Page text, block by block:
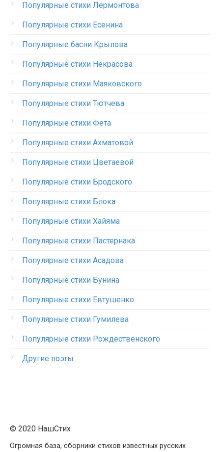
Популярные стихи Лермонтова
Популярные стихи Есенина
Популярные басни Крылова
Популярные стихи Некрасова
Популярные стихи Маяковского
Популярные стихи Тютчева
Популярные стихи Фета
Популярные стихи Ахматовой
Популярные стихи Цветаевой
Популярные стихи Бродского
Популярные стихи Блока
Популярные стихи Хайяма
Популярные стихи Пастернака
Популярные стихи Асадова
Популярные стихи Бунина
Популярные стихи Евтушенко
Популярные стихи Гумилева
Популярные стихи Рождественского
Другие поэты
© 2020 НашСтих
Огромная база, сборники стихов известных русских